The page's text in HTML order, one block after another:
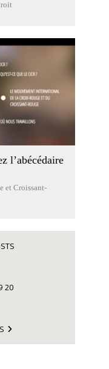
l’abécédaire
et Croissant-
20